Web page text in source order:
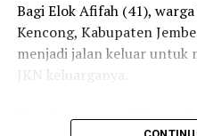
Bagi Elok Afifah (41),
Kencong, Kabupaten
menjadi jalan keluar untuk
JKN keluarganya.
Peserta yang terdaftar